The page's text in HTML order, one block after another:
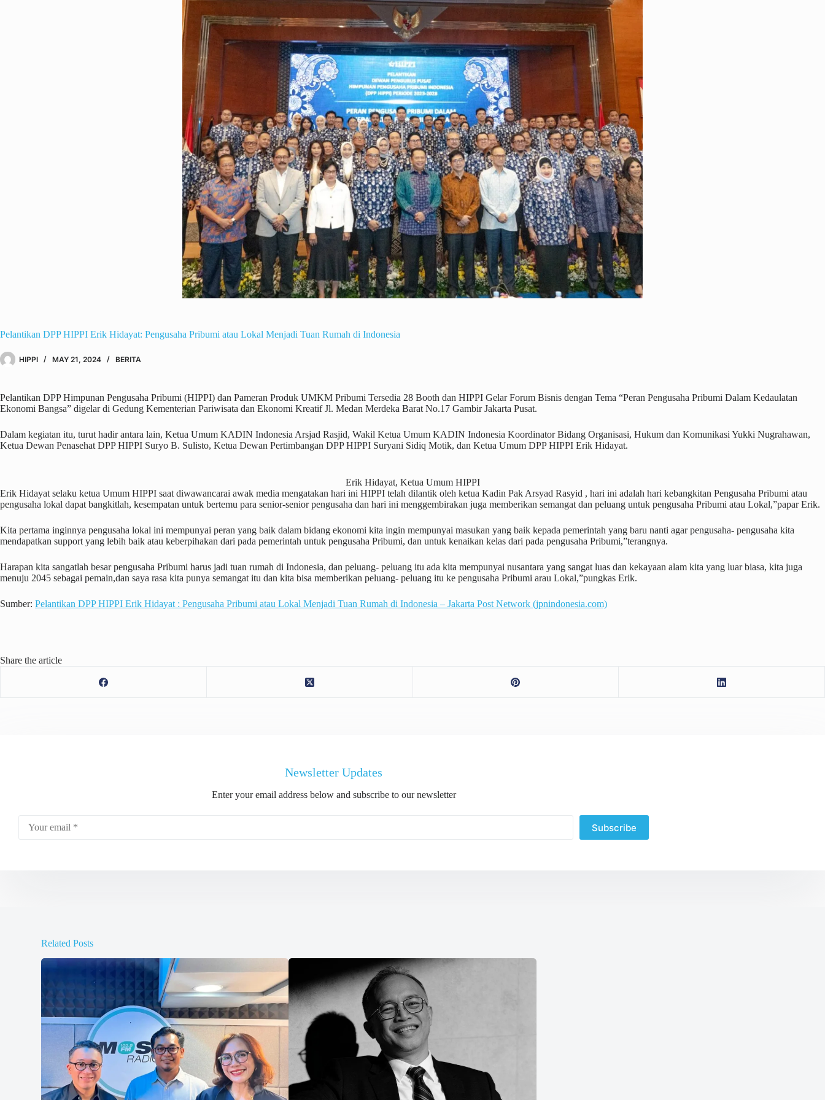
Pelantikan DPP HIPPI Erik Hidayat: Pengusaha Pribumi atau Lokal Menjadi Tuan Rumah di Indonesia
HIPPI MAY 21, 2024 BERITA
Pelantikan DPP Himpunan Pengusaha Pribumi (HIPPI) dan Pameran Produk UMKM Pribumi Tersedia 28 Booth dan HIPPI Gelar Forum Bisnis dengan Tema “Peran Pengusaha Pribumi Dalam Kedaulatan
Ekonomi Bangsa” digelar di Gedung Kementerian Pariwisata dan Ekonomi Kreatif Jl. Medan Merdeka Barat No.17 Gambir Jakarta Pusat.
Dalam kegiatan itu, turut hadir antara lain, Ketua Umum KADIN Indonesia Arsjad Rasjid, Wakil Ketua Umum KADIN Indonesia Koordinator Bidang Organisasi, Hukum dan Komunikasi Yukki Nugrahawan,
Ketua Dewan Penasehat DPP HIPPI Suryo B. Sulisto, Ketua Dewan Pertimbangan DPP HIPPI Suryani Sidiq Motik, dan Ketua Umum DPP HIPPI Erik Hidayat.
Erik Hidayat, Ketua Umum HIPPI
Erik Hidayat selaku ketua Umum HIPPI saat diwawancarai awak media mengatakan hari ini HIPPI telah dilantik oleh ketua Kadin Pak Arsyad Rasyid , hari ini adalah hari kebangkitan Pengusaha Pribumi atau
pengusaha lokal dapat bangkitlah, kesempatan untuk bertemu para senior-senior pengusaha dan hari ini menggembirakan juga memberikan semangat dan peluang untuk pengusaha Pribumi atau Lokal,”papar Erik.
Kita pertama inginnya pengusaha lokal ini mempunyai peran yang baik dalam bidang ekonomi kita ingin mempunyai masukan yang baik kepada pemerintah yang baru nanti agar pengusaha- pengusaha kita
mendapatkan support yang lebih baik atau keberpihakan dari pada pemerintah untuk pengusaha Pribumi, dan untuk kenaikan kelas dari pada pengusaha Pribumi,”terangnya.
Harapan kita sangatlah besar pengusaha Pribumi harus jadi tuan rumah di Indonesia, dan peluang- peluang itu ada kita mempunyai nusantara yang sangat luas dan kekayaan alam kita yang luar biasa, kita juga
menuju 2045 sebagai pemain,dan saya rasa kita punya semangat itu dan kita bisa memberikan peluang- peluang itu ke pengusaha Pribumi arau Lokal,”pungkas Erik.
Sumber: Pelantikan DPP HIPPI Erik Hidayat : Pengusaha Pribumi atau Lokal Menjadi Tuan Rumah di Indonesia – Jakarta Post Network (jpnindonesia.com)
Share the article
Newsletter Updates
Enter your email address below and subscribe to our newsletter
Subscribe
Related Posts